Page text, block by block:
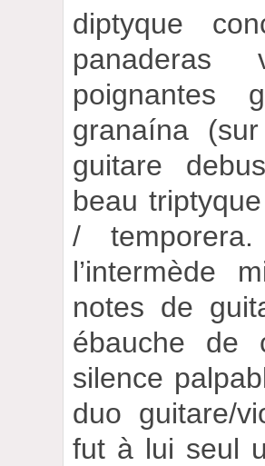
diptyque
panaderas
poignantes
granaína
guitare
beau
/
l’intermède
notes de
ébauche de
silence
duo guitare/
fut à lui seul